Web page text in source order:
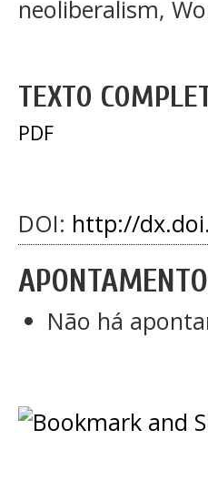
neoliberalism,
TEXTO
PDF
DOI: http://
Não há